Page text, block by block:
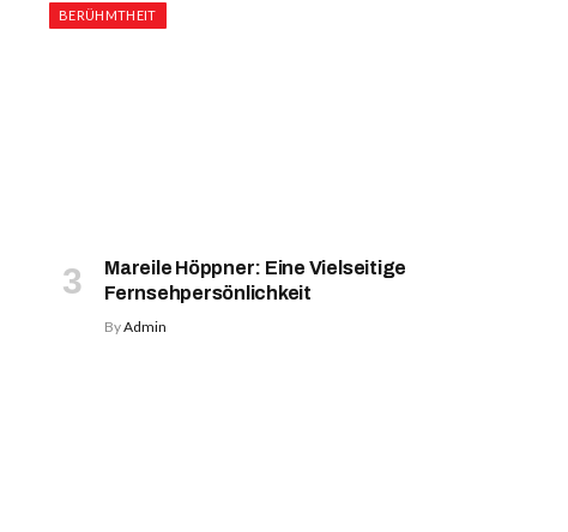
BERÜHMTHEIT
Mareile Höppner: Eine Vielseitige
Fernsehpersönlichkeit
ByAdmin